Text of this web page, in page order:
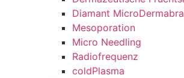
Diamant
Mesoporation
Micro Needling
Radiofrequenz
coldPlasma